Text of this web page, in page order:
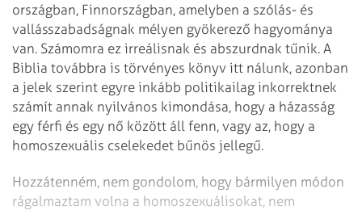
országban, Finnországban, amelyben a szólás- és
vallásszabadságnak mélyen gyökerező hagyománya
van. Számomra ez irreálisnak és abszurdnak tűnik. A
Biblia továbbra is törvényes könyv itt nálunk, azonban
a jelek szerint egyre inkább politikailag inkorrektnek
számít annak nyilvános kimondása, hogy a házasság
egy férfi és egy nő között áll fenn, vagy az, hogy a
homoszexuális cselekedet bűnös jellegű.
Hozzátenném, nem gondolom, hogy bármilyen módon
rágalmaztam volna a homoszexuálisokat, nem